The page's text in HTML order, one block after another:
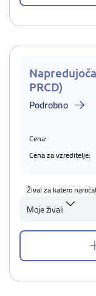
PRCD)
Podrobno
Cena:
Cena za vzreditelje:
Žival za katero
Moje živali